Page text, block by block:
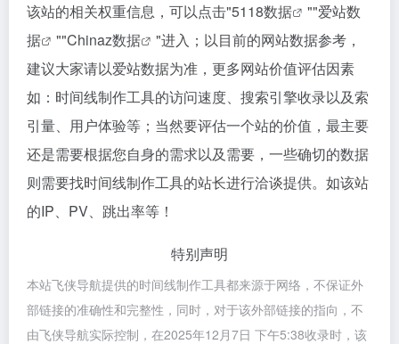
该站的相关权重信息，可以点击"5118数据 ""爱站数
据
""Chinaz数据
"进入；以目前的网站数据参考，
建议大家请以爱站数据为准，更多网站价值评估因素
如：时间线制作工具的访问速度、搜索引擎收录以及索
引量、用户体验等；当然要评估一个站的价值，最主要
还是需要根据您自身的需求以及需要，一些确切的数据
则需要找时间线制作工具的站长进行洽谈提供。如该站
的IP、PV、跳出率等！
特别声明
本站飞侠导航提供的时间线制作工具都来源于网络，不保证外
部链接的准确性和完整性，同时，对于该外部链接的指向，不
由飞侠导航实际控制，在2025年12月7日 下午5:38收录时，该